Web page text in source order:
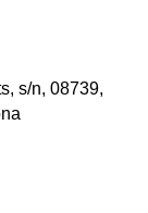
s/n, 08739,